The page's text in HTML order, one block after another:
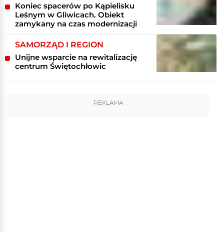
Koniec spacerów po Kąpielisku
Leśnym w Gliwicach. Obiekt
zamykany na czas modernizacji
SAMORZĄD I REGION
Unijne wsparcie na rewitalizację
centrum Świętochłowic
REKLAMA